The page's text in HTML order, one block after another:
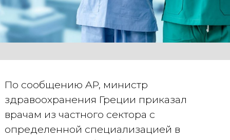
По сообщению AP, министр
здравоохранения Греции приказал
врачам из частного сектора с
определенной специализацией в